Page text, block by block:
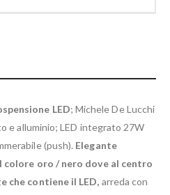
LED; Michele De Lucchi
e alluminio; LED integrato 27W
(push). Elegante
colore oro / nero dove al centro
che contiene il LED, arreda con